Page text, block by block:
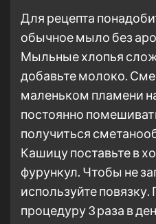
Для рецепта
обычное мыло без
Мыльные хлопья
добавьте молоко.
маленьком пламени
постоянно
получиться
Кашицу поставьте в
фурункул. Чтобы не
используйте повязку.
процедуру 3 раза в